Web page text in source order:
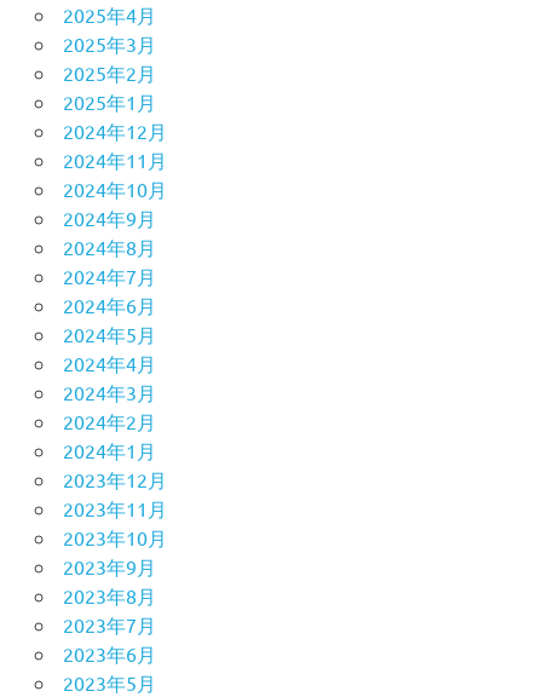
2025年4月
2025年3月
2025年2月
2025年1月
2024年12月
2024年11月
2024年10月
2024年9月
2024年8月
2024年7月
2024年6月
2024年5月
2024年4月
2024年3月
2024年2月
2024年1月
2023年12月
2023年11月
2023年10月
2023年9月
2023年8月
2023年7月
2023年6月
2023年5月